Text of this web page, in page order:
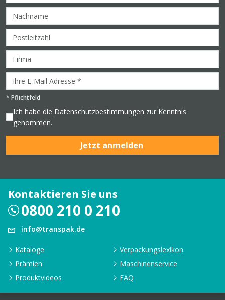
* Pflichtfeld
Ich habe die Datenschutzbestimmungen zur Kenntnis
genommen.
Jetzt anmelden
Kontaktieren Sie uns
0800 210 0 210
info@transpak.de
Kataloge
Verpackungslexikon
Prämien
Maschinenservice
Produktvideos
FAQ